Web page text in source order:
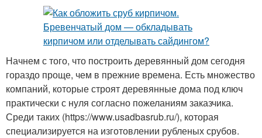
Начнем с того, что построить деревянный дом сегодня
гораздо проще, чем в прежние времена. Есть множество
компаний, которые строят деревянные дома под ключ
практически с нуля согласно пожеланиям заказчика.
Среди таких (https://www.usadbasrub.ru/), которая
специализируется на изготовлении рубленых срубов.